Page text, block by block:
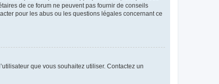
de ce forum ne peuvent pas fournir de conseils
pour les abus ou les questions légales concernant ce
que vous souhaitez utiliser. Contactez un